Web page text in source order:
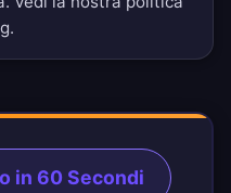
.
in 60 Secondi